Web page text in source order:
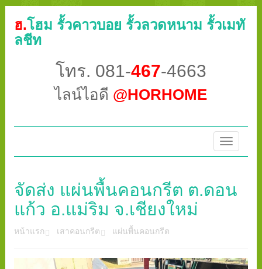
ฮ.โฮม รั้วคาวบอย รั้วลวดหนาม รั้วเมทั
ลชีท
โทร. 081-467-4663
ไลน์ไอดี @HORHOME
Toggle
จัดส่ง แผ่นพื้นคอนกรีต ต.ดอน
แก้ว อ.แม่ริม จ.เชียงใหม่
หน้าแรก เสาคอนกรีต แผ่นพื้นคอนกรีต